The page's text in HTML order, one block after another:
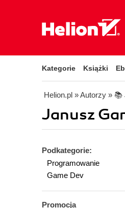
Kategorie Książki
Helion.pl » Autorzy » 📚
Janusz
Podkategorie:
Programowanie
Game Dev
Promocja